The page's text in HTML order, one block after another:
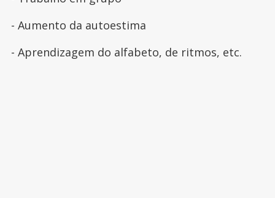
- Aumento da autoestima
- Aprendizagem do alfabeto, de ritmos, etc.